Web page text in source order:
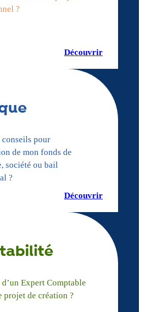
?
Découvrir
conseils pour
de mon fonds de
société ou bail
?
Découvrir
Expert Comptable
projet de création ?